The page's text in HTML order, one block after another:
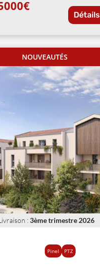
€
Détails
NOUVEAUTÉS
:3ème trimestre 2026
Pinel PTZ